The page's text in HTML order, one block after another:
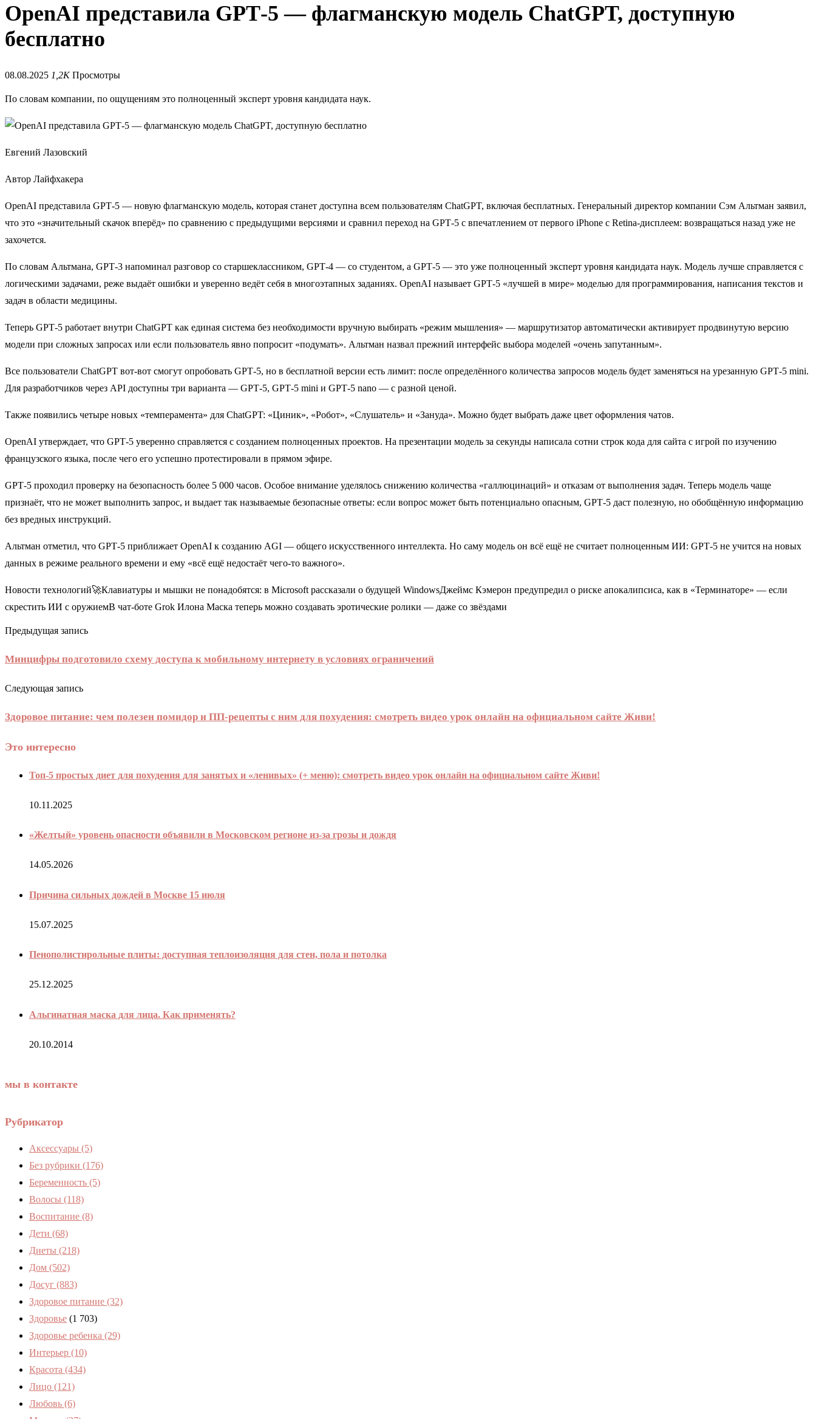
OpenAI представила GPT‑5 — флагманскую модель ChatGPT, доступную
бесплатно
08.08.2025 1,2KПросмотры
По словам компании, по ощущениям это полноценный эксперт уровня кандидата наук.
Евгений Лазовский
Автор Лайфхакера
OpenAI представила GPT‑5 — новую флагманскую модель, которая станет доступна всем пользователям ChatGPT, включая бесплатных. Генеральный директор компании Сэм Альтман заявил,
что это «значительный скачок вперёд» по сравнению с предыдущими версиями и сравнил переход на GPT‑5 с впечатлением от первого iPhone с Retina-дисплеем: возвращаться назад уже не
захочется.
По словам Альтмана, GPT‑3 напоминал разговор со старшеклассником, GPT‑4 — со студентом, а GPT‑5 — это уже полноценный эксперт уровня кандидата наук. Модель лучше справляется с
логическими задачами, реже выдаёт ошибки и уверенно ведёт себя в многоэтапных заданиях. OpenAI называет GPT‑5 «лучшей в мире» моделью для программирования, написания текстов и
задач в области медицины.
Теперь GPT‑5 работает внутри ChatGPT как единая система без необходимости вручную выбирать «режим мышления» — маршрутизатор автоматически активирует продвинутую версию
модели при сложных запросах или если пользователь явно попросит «подумать». Альтман назвал прежний интерфейс выбора моделей «очень запутанным».
Все пользователи ChatGPT вот-вот смогут опробовать GPT‑5, но в бесплатной версии есть лимит: после определённого количества запросов модель будет заменяться на урезанную GPT‑5 mini.
Для разработчиков через API доступны три варианта — GPT‑5, GPT‑5 mini и GPT‑5 nano — с разной ценой.
Также появились четыре новых «темперамента» для ChatGPT: «Циник», «Робот», «Слушатель» и «Зануда». Можно будет выбрать даже цвет оформления чатов.
OpenAI утверждает, что GPT‑5 уверенно справляется с созданием полноценных проектов. На презентации модель за секунды написала сотни строк кода для сайта с игрой по изучению
французского языка, после чего его успешно протестировали в прямом эфире.
GPT‑5 проходил проверку на безопасность более 5 000 часов. Особое внимание уделялось снижению количества «галлюцинаций» и отказам от выполнения задач. Теперь модель чаще
признаёт, что не может выполнить запрос, и выдает так называемые безопасные ответы: если вопрос может быть потенциально опасным, GPT‑5 даст полезную, но обобщённую информацию
без вредных инструкций.
Альтман отметил, что GPT‑5 приближает OpenAI к созданию AGI — общего искусственного интеллекта. Но саму модель он всё ещё не считает полноценным ИИ: GPT‑5 не учится на новых
данных в режиме реального времени и ему «всё ещё недостаёт чего-то важного».
Новости технологий🚀Клавиатуры и мышки не понадобятся: в Microsoft рассказали о будущей WindowsДжеймс Кэмерон предупредил о риске апокалипсиса, как в «Терминаторе» — если
скрестить ИИ с оружиемВ чат-боте Grok Илона Маска теперь можно создавать эротические ролики — даже со звёздами
Предыдущая запись
Минцифры подготовило схему доступа к мобильному интернету в условиях ограничений
Следующая запись
Здоровое питание: чем полезен помидор и ПП-рецепты с ним для похудения: смотреть видео урок онлайн на официальном сайте Живи!
Это интересно
Топ-5 простых диет для похудения для занятых и «ленивых» (+ меню): смотреть видео урок онлайн на официальном сайте Живи!
10.11.2025
«Желтый» уровень опасности объявили в Московском регионе из-за грозы и дождя
14.05.2026
Причина сильных дождей в Москве 15 июля
15.07.2025
Пенополистирольные плиты: доступная теплоизоляция для стен, пола и потолка
25.12.2025
Альгинатная маска для лица. Как применять?
20.10.2014
мы в контакте
Рубрикатор
Аксессуары (5)
Без рубрики (176)
Беременность (5)
Волосы (118)
Воспитание (8)
Дети (68)
Диеты (218)
Дом (502)
Досуг (883)
Здоровое питание (32)
Здоровье (1 703)
Здоровье ребенка (29)
Интерьер (10)
Красота (434)
Лицо (121)
Любовь (6)